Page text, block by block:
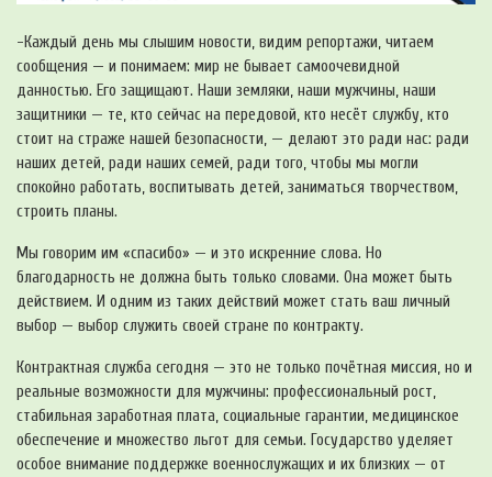
-Каждый день мы слышим новости, видим репортажи, читаем
сообщения — и понимаем: мир не бывает самоочевидной
данностью. Его защищают. Наши земляки, наши мужчины, наши
защитники — те, кто сейчас на передовой, кто несёт службу, кто
стоит на страже нашей безопасности, — делают это ради нас: ради
наших детей, ради наших семей, ради того, чтобы мы могли
спокойно работать, воспитывать детей, заниматься творчеством,
строить планы.
Мы говорим им «спасибо» — и это искренние слова. Но
благодарность не должна быть только словами. Она может быть
действием. И одним из таких действий может стать ваш личный
выбор — выбор служить своей стране по контракту.
Контрактная служба сегодня — это не только почётная миссия, но и
реальные возможности для мужчины: профессиональный рост,
стабильная заработная плата, социальные гарантии, медицинское
обеспечение и множество льгот для семьи. Государство уделяет
особое внимание поддержке военнослужащих и их близких — от